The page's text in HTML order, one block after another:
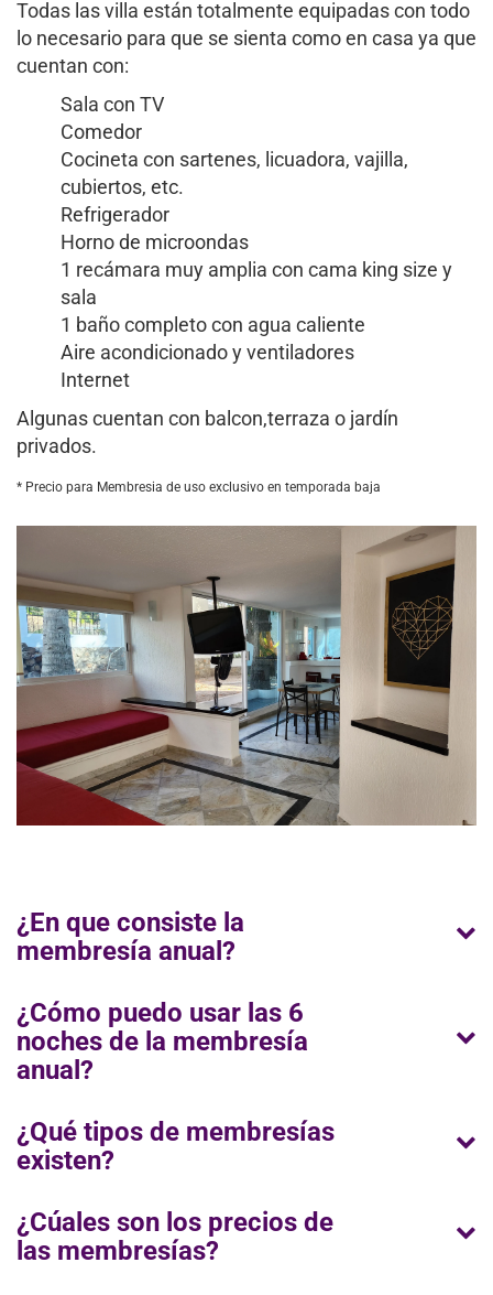
Todas las villa están totalmente equipadas con todo
lo necesario para que se sienta como en casa ya que
cuentan con:
Sala con TV
Comedor
Cocineta con sartenes, licuadora, vajilla,
cubiertos, etc.
Refrigerador
Horno de microondas
1 recámara muy amplia con cama king size y
sala
1 baño completo con agua caliente
Aire acondicionado y ventiladores
Internet
Algunas cuentan con balcon,terraza o jardín
privados.
* Precio para Membresia de uso exclusivo en temporada baja
¿En que consiste la
membresía anual?
¿Cómo puedo usar las 6
noches de la membresía
anual?
¿Qué tipos de membresías
existen?
¿Cúales son los precios de
las membresías?